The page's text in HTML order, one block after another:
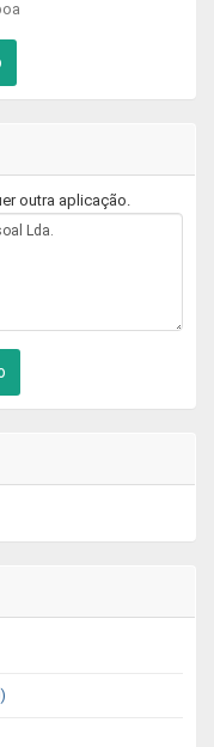
outra aplicação.